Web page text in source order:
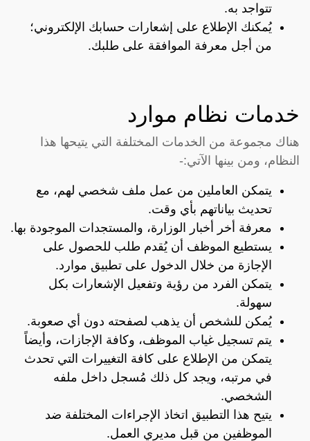
تتواجد به.
يُمكنك الإطلاع على إشعارات حسابك الإلكتروني؛
من أجل معرفة الموافقة على طلبك.
خدمات نظام موارد
هناك مجموعة من الخدمات المختلفة التي يتيحها هذا
النظام، ومن بينها الآتي:-
يتمكن العاملين من عمل ملف شخصي لهم، مع
تحديث بياناتهم بأي وقت.
معرفة أخر أخبار الوزارة، والمستجدات الموجودة بها.
يستطيع الموظف أن يُقدم طلب للحصول على
الإجازة من خلال الدخول على تطبيق موارد.
يتمكن الفرد من رؤية وتفعيل الإشعارات بكل
سهولة.
يُمكن للشخص أن يذهب لصفحته دون أي صعوبة.
يتم تسجيل غياب الموظف، وكافة الإجازات، وأيضاً
يتمكن من الإطلاع على كافة التغييرات التي تحدث
في مرتبه، ويجد كل ذلك مُسجل داخل ملفه
الشخصي.
يتيح هذا التطبيق اتخاذ الإجراءات المختلفة ضد
الموظفين من قبل مديري العمل.